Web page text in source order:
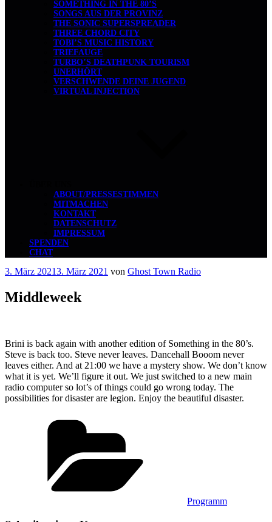
SOMETHING IN THE 80’S
SONGS AUS DER PROVINZ
THE SONIC SUPERSPREADER
THREE CHORD CITY
TOBI’S MUSIC HISTORY
TRIEFAUGE
TURBO’S DEATHPUNK TOURISM
UNERHÖRT
VERSCHWENDE DEINE JUGEND
VIRTUAL INJECTION
ABOUT/PRESSESTIMMEN
MITMACHEN
KONTAKT
DATENSCHUTZ
IMPRESSUM
SPENDEN
CHAT
Veröffentlicht
3. März 20213. März 2021 von Ghost Town Radio
Middleweek
Brini is back again with another edition of Something in the 80’s.
Steve is back too. Steve never leaves. Dancehall Booom never
leaves either. And at 21:00 we have a mystery show. We don’t know
what it is yet. We’ll figure it out. We just switched to a new main
radio computer so lot’s of things could go wrong today. The
possibilities for disaster are legion. Enjoy the beautiful disaster.
Programm